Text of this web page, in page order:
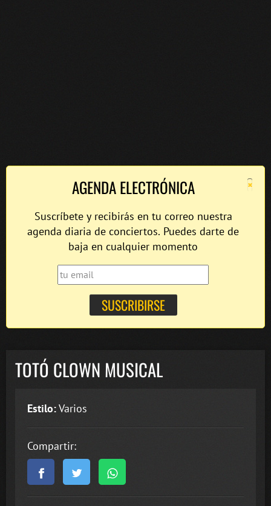
×
AGENDA ELECTRÓNICA
Suscríbete y recibirás en tu correo nuestra
agenda diaria de conciertos. Puedes darte de
baja en cualquier momento
TOTÓ CLOWN MUSICAL
Estilo:Varios
Compartir: